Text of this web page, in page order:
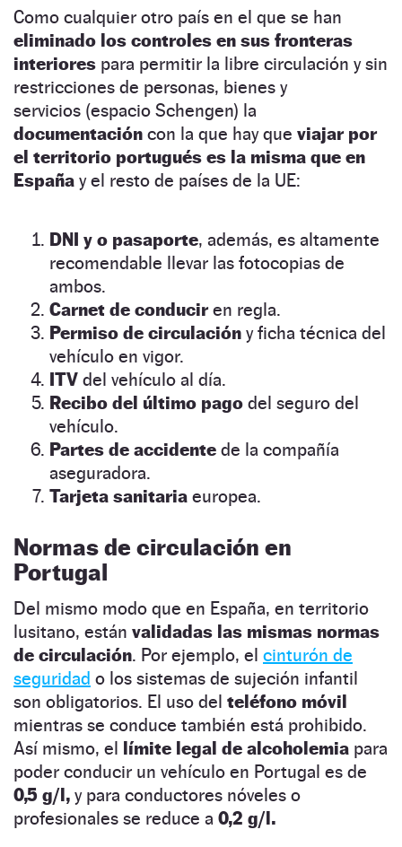
Como cualquier otro país en el que se han
eliminado los controles en sus fronteras
interiores para permitir la libre circulación y sin
restricciones de personas, bienes y
servicios (espacio Schengen) la
documentación con la que hay que viajar por
el territorio portugués es la misma que en
España y el resto de países de la UE:
DNI y o pasaporte, además, es altamente
recomendable llevar las fotocopias de
ambos.
Carnet de conduciren regla.
Permiso de circulación y ficha técnica del
vehículo en vigor.
ITV del vehículo al día.
Recibo del último pago del seguro del
vehículo.
Partes de accidente de la compañía
aseguradora.
Tarjeta sanitaria europea.
Normas de circulación en
Portugal
Del mismo modo que en España, en territorio
lusitano, están validadas las mismas normas
de circulación. Por ejemplo, el cinturón de
seguridad o los sistemas de sujeción infantil
son obligatorios. El uso del teléfono móvil
mientras se conduce también está prohibido.
Así mismo, el límite legal de alcoholemia para
poder conducir un vehículo en Portugal es de
0,5 g/l, y para conductores nóveles o
profesionales se reduce a 0,2 g/l.